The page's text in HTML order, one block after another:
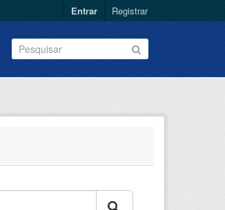
Entrar Registrar